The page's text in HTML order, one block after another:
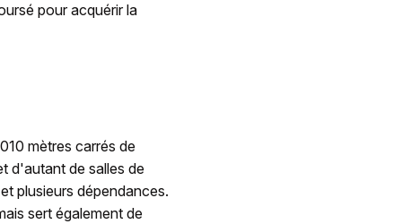
pour acquérir la
mètres carrés de
d'autant de salles de
plusieurs dépendances.
sert également de